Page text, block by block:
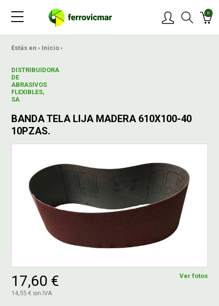
0
Estás en › Inicio ›
DISTRIBUIDORA
DE
ABRASIVOS
FLEXIBLES,
SA
BANDA TELA LIJA MADERA 610X100-40
10PZAS.
Ver fotos
17,60 €
14,55 € sin IVA
CONTACTAR
FERROVICMAR